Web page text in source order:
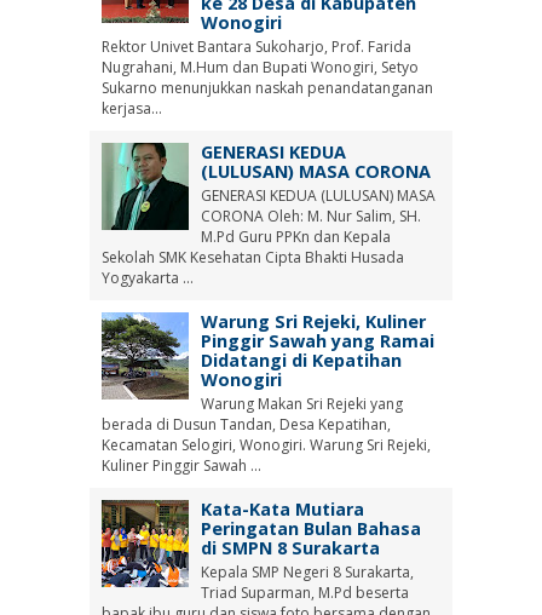
Wonogiri
Rektor Univet Bantara Sukoharjo, Prof. Farida
Nugrahani, M.Hum dan Bupati Wonogiri, Setyo
Sukarno menunjukkan naskah penandatanganan
kerjasa...
GENERASI KEDUA
(LULUSAN) MASA CORONA
GENERASI KEDUA (LULUSAN) MASA
CORONA Oleh: M. Nur Salim, SH.
M.Pd Guru PPKn dan Kepala
Sekolah SMK Kesehatan Cipta Bhakti Husada
Yogyakarta ...
Warung Sri Rejeki, Kuliner
Pinggir Sawah yang Ramai
Didatangi di Kepatihan
Wonogiri
Warung Makan Sri Rejeki yang
berada di Dusun Tandan, Desa Kepatihan,
Kecamatan Selogiri, Wonogiri. Warung Sri Rejeki,
Kuliner Pinggir Sawah ...
Kata-Kata Mutiara
Peringatan Bulan Bahasa
di SMPN 8 Surakarta
Kepala SMP Negeri 8 Surakarta,
Triad Suparman, M.Pd beserta